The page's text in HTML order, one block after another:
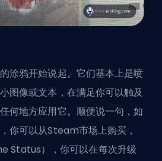
涂鸦开始说起。它们基本上是喷
图像或文本，在满足你可以触及
何地方应用它。顺便说一句，如
你可以从Steam市场上购买，
Status），你可以在每次升级